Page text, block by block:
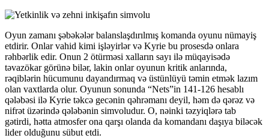
Oyun zamanı şəbəkələr balanslaşdırılmış komanda oyunu nümayiş
etdirir. Onlar vahid kimi işləyirlər və Kyrie bu prosesdə onlara
rəhbərlik edir. Onun 2 ötürməsi xalların sayı ilə müqayisədə
təvazökar görünə bilər, lakin onlar oyunun kritik anlarında,
rəqiblərin hücumunu dayandırmaq və üstünlüyü təmin etmək lazım
olan vaxtlarda olur. Oyunun sonunda “Nets”in 141-126 hesablı
qələbəsi ilə Kyrie təkcə gecənin qəhrəmanı deyil, həm də qərəz və
nifrət üzərində qələbənin simvoludur. O, nəinki təzyiqlərə tab
gətirdi, hətta atmosfer ona qarşı olanda da komandanı daşıya biləcək
lider olduğunu sübut etdi.